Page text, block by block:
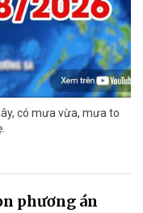
có mưa vừa, mưa to
phương án